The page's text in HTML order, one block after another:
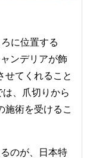
に位置する
ンデリアが飾
せてくれること
、爪切りから
施術を受けるこ
のが、日本特